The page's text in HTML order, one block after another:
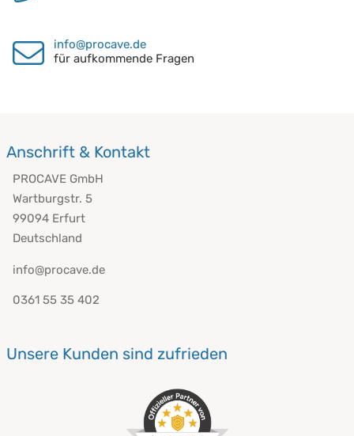
info@procave.de
für aufkommende Fragen
Anschrift & Kontakt
PROCAVE GmbH
Wartburgstr. 5
99094 Erfurt
Deutschland
info@procave.de
0361 55 35 402
Unsere Kunden sind zufrieden